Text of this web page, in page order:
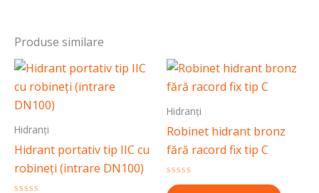
Produse similare
Hidranți
Hidrant portativ tip IIC cu
robineți (intrare DN100)
Hidranți
Robinet hidrant bronz
fără racord fix tip C
Evaluat